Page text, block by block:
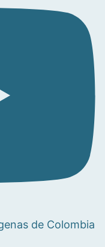
de Colombia